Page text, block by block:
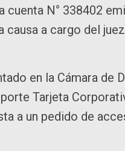
N° 338402
a cargo del
en la Cámara de
Tarjeta
a un pedido de